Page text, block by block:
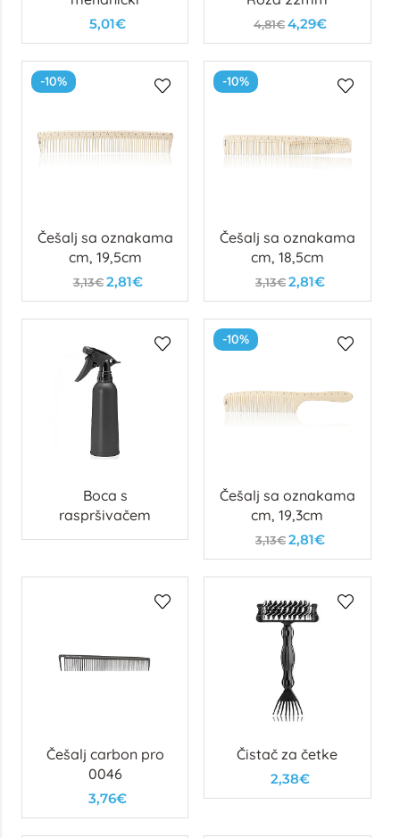
5,01€ 4,81€4,29€
-10%
Češalj sa oznakama
cm, 19,5cm
3,13€ 2,81€
-10%
Češalj sa oznakama
cm, 18,5cm
3,13€2,81€
Boca s
raspršivačem
-10%
Češalj sa oznakama
cm, 19,3cm
3,13€2,81€
Češalj carbon pro
0046
3,76€
Čistač za četke
2,38€